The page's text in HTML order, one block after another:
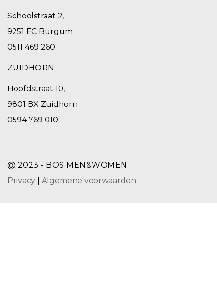
Schoolstraat 2,
9251 EC Burgum
0511 469 260
ZUIDHORN
Hoofdstraat 10,
9801 BX Zuidhorn
0594 769 010
@ 2023 - BOS MEN&WOMEN
Privacy
Algemene voorwaarden